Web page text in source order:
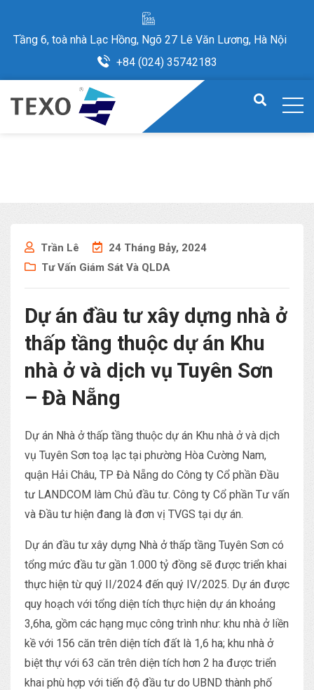
Tầng 6, toà nhà Lạc Hồng, Ngõ 27 Lê Văn Lương, Hà Nội
+84 (024) 35742183
Trần Lê
24 Tháng Bảy, 2024
Tư Vấn Giám Sát Và QLDA
Dự án đầu tư xây dựng nhà ở
thấp tầng thuộc dự án Khu
nhà ở và dịch vụ Tuyên Sơn
– Đà Nẵng
Dự án Nhà ở thấp tầng thuộc dự án Khu nhà ở và dịch
vụ Tuyên Sơn toạ lạc tại phường Hòa Cường Nam,
quận Hải Châu, TP Đà Nẵng do Công ty Cổ phần Đầu
tư LANDCOM làm Chủ đầu tư. Công ty Cổ phần Tư vấn
và Đầu tư hiện đang là đơn vị TVGS tại dự án.
Dự án đầu tư xây dựng Nhà ở thấp tầng Tuyên Sơn có
tổng mức đầu tư gần 1.000 tỷ đồng sẽ được triển khai
thực hiện từ quý II/2024 đến quý IV/2025. Dự án được
quy hoạch với tổng diện tích thực hiện dự án khoảng
3,6ha, gồm các hạng mục công trình như: khu nhà ở liền
kề với 156 căn trên diện tích đất là 1,6 ha; khu nhà ở
biệt thự với 63 căn trên diện tích hơn 2 ha được triển
khai phù hợp với tiến độ đầu tư do UBND thành phố